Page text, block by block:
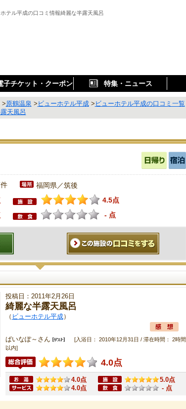
ホテル平成の口コミ情報綺麗な半露天風呂
子チケット・クーポン 特集・ニュース
>原鶴温泉 > ビューホテル平成> ビューホテル平成の口コミ一覧
天風呂
福岡県／筑後
4.5点
- 点
投稿日：2011年2月26日
綺麗な半露天風呂
（ ビューホテル平成）
ぱいなぽ～さん
[入浴日： 2010年12月31日 / 滞在時間： 2時間
以内]
4.0点
4.0点
5.0点
4.0点
- 点